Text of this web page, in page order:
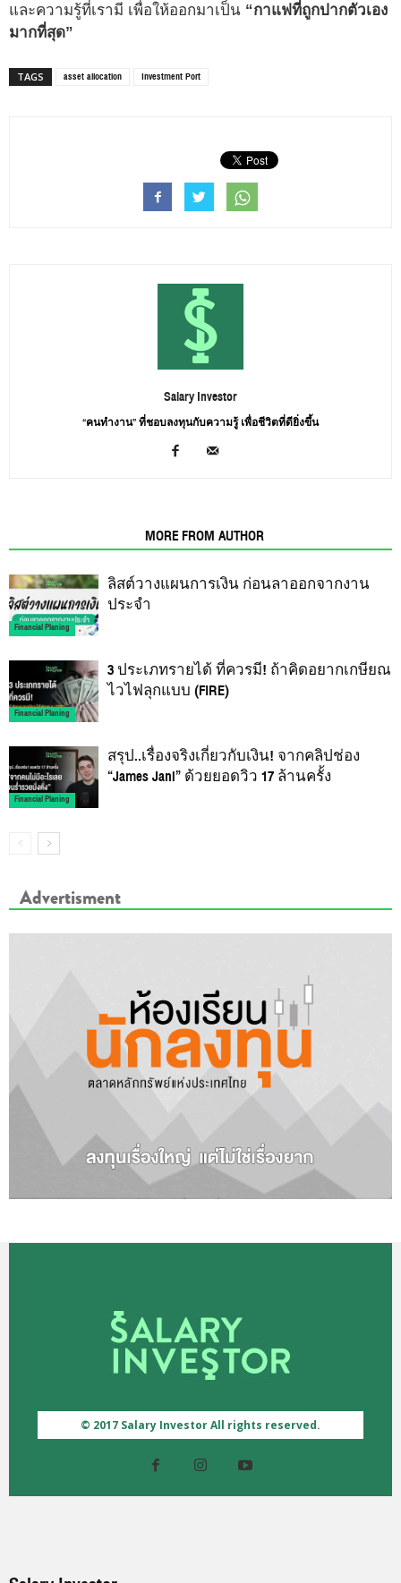
และความรู้ที่เรามี เพื่อให้ออกมาเป็น “กาแฟที่ถูกปากตัวเอง
มากที่สุด”
TAGS asset allocation Investment Port
Salary Investor
“คนทำงาน” ที่ชอบลงทุนกับความรู้ เพื่อชีวิตที่ดียิ่งขึ้น
MORE FROM AUTHOR
Financial Planing
ลิสต์วางแผนการเงิน ก่อนลาออกจากงาน
ประจำ
Financial Planing
3 ประเภทรายได้ ที่ควรมี! ถ้าคิดอยากเกษียณ
ไวไฟลุกแบบ (FIRE)
Financial Planing
สรุป..เรื่องจริงเกี่ยวกับเงิน! จากคลิปช่อง
“James Jani” ด้วยยอดวิว 17 ล้านครั้ง
Advertisment
© 2017 Salary Investor All rights reserved.